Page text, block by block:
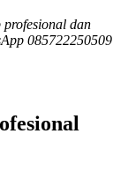
profesional dan
085722250509